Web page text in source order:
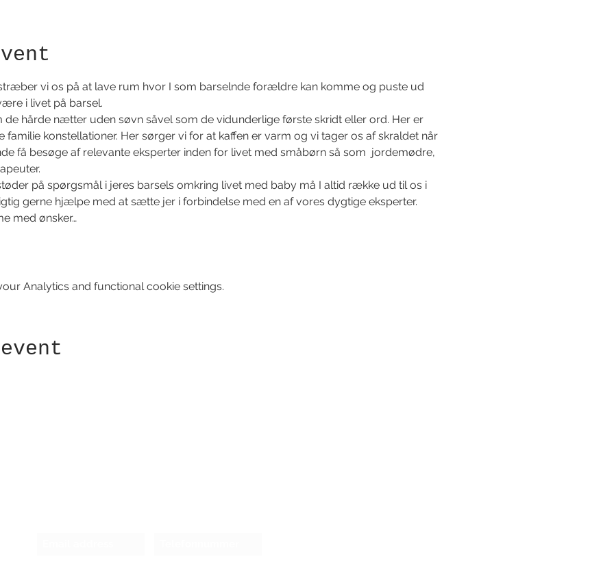
vi os på at lave rum hvor I som barselnde forældre kan komme og puste ud
i livet på barsel.
hårde nætter uden søvn såvel som de vidunderlige første skridt eller ord. Her er
familie konstellationer. Her sørger vi for at kaffen er varm og vi tager os af skraldet når
få besøge af relevante eksperter inden for livet med småbørn så som  jordemødre,
på spørgsmål i jeres barsels omkring livet med baby må I altid række ud til os i
gerne hjælpe med at sætte jer i forbindelse med en af vores dygtige eksperter.
med ønsker…
Analytics and functional cookie settings.